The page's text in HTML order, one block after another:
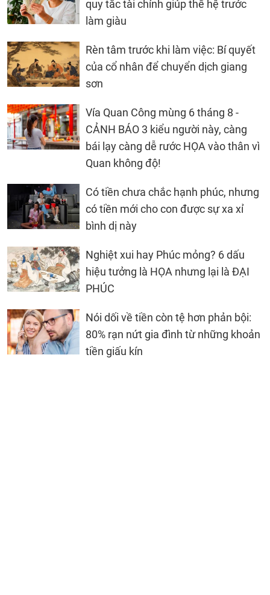
quy tắc tài chính giúp thế hệ trước
làm giàu
Rèn tâm trước khi làm việc: Bí quyết
của cổ nhân để chuyển dịch giang
sơn
Vía Quan Công mùng 6 tháng 8 -
CẢNH BÁO 3 kiểu người này, càng
bái lạy càng dễ rước HỌA vào thân vì
Quan không độ!
Có tiền chưa chắc hạnh phúc, nhưng
có tiền mới cho con được sự xa xỉ
bình dị này
Nghiệt xui hay Phúc mỏng? 6 dấu
hiệu tưởng là HỌA nhưng lại là ĐẠI
PHÚC
Nói dối về tiền còn tệ hơn phản bội:
80% rạn nứt gia đình từ những khoản
tiền giấu kín